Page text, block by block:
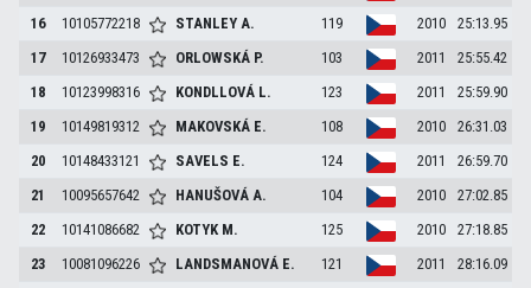
16
10105772218 STANLEYA. 119 2010
25:13.95
17
10126933473 ORLOWSKÁ P. 103 2011
25:55.42
18
10123998316 KONDLLOVÁ L. 123 2011
25:59.90
19
10149819312 MAKOVSKÁ E. 108 2010
26:31.03
20
10148433121 SAVELS E. 124 2011
26:59.70
21
10095657642 HANUŠOVÁA. 104 2010
27:02.85
22
10141086682 KOTYK M. 125 2010
27:18.85
23
10081096226 LANDSMANOVÁ E. 121 2011
28:16.09